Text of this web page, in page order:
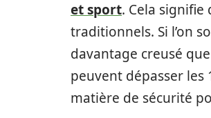
et sport. Cela
traditionnels. Si l’on
davantage creusé
peuvent dépasser
matière de sécurité